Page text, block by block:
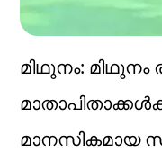
മിഥുനം:
മാനസികമായ